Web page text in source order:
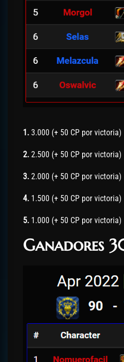
1. 3.000 (+ 50 CP por victoria)
2. 2.500 (+ 50 CP por victoria)
3. 2.000 (+ 50 CP por victoria)
4. 1.500 (+ 50 CP por victoria)
5. 1.000 (+ 50 CP por victoria)
Ganadores